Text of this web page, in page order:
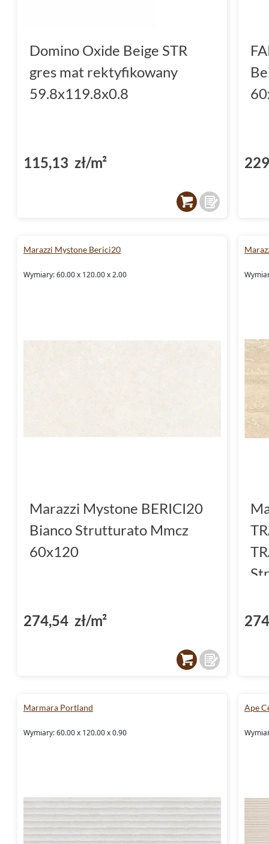
Domino Oxide Beige STR
gres mat rektyfikowany
59.8x119.8x0.8
115,13 zł/m²
Marazzi Mystone Berici20
Wymiary: 60.00 x 120.00 x 2.00
Marazzi Mystone BERICI20
Bianco Strutturato Mmcz
60x120
274,54 zł/m²
Marmara Portland
Wymiary: 60.00 x 120.00 x 0.90
Ape